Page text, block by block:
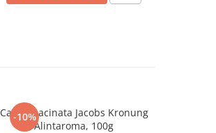
-10%
Cafea macinata Jacobs Kronung
Alintaroma, 100g